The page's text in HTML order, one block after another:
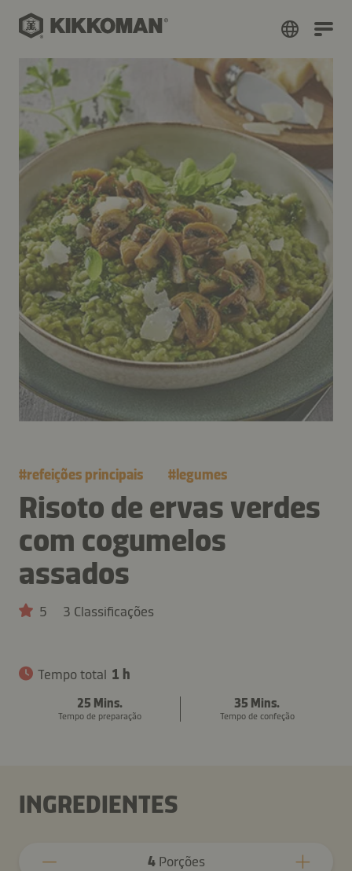
#refeições principais #legumes
Risoto de ervas verdes
com cogumelos
assados
5 3 Classificações
Tempo total 1 h
25 Mins.
Tempo de preparação
35 Mins.
Tempo de confeção
INGREDIENTES
4Porções